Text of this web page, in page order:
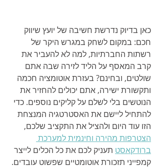
כאן בדיוק נדרשת חשיבה של יועץ שיווק
חכם: במקום לשחק במגרש היקר של
רשתות החברתיות, למה לא להעביר את
קרב המאסף על הליד לזירה שבה אתם
שולטים, ובחינם? בעזרת אוטומציה חכמה
ותקשורת ישירה, אתם יכולים להחזיר את
הנוטשים בלי לשלם על קליקים נוספים. כדי
להתחיל ליישם את האסטרטגיה המנצחת
הזו עוד היום ולהציל את התקציב שלכם,
הצטרפות מהירה וחינמית למערכת
ברודקאסט תעניק לכם את כל הכלים לייצר
קמפייני תזכורת אוטומטיים שפשוט עובדים.